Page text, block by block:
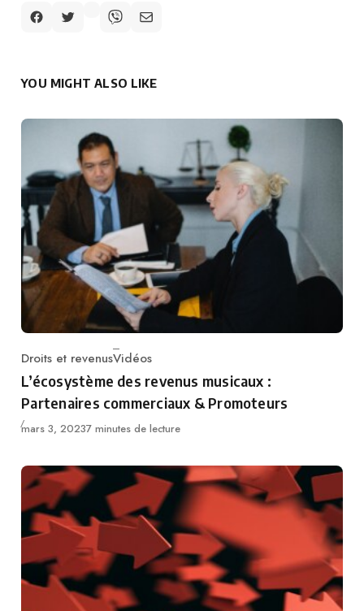
YOU MIGHT ALSO LIKE
Catégorie
Droits et revenusVidéos
L’écosystème des revenus musicaux :
Partenaires commerciaux & Promoteurs
Published
mars 3, 20237 minutes de lecture